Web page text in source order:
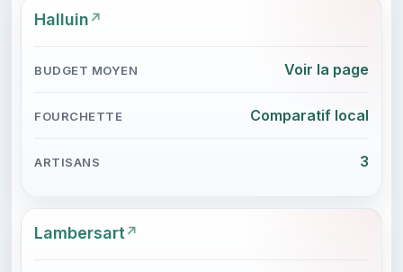
Halluin
Voir la page
Comparatif local
3
Lambersart